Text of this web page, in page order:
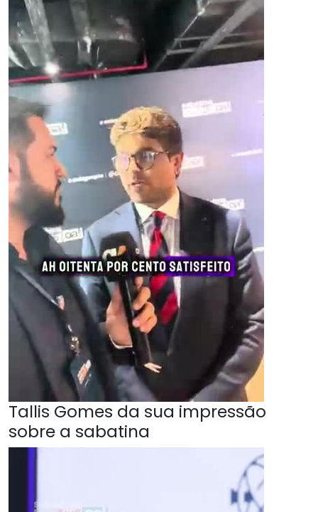
Tallis Gomes da sua impressão
sobre a sabatina